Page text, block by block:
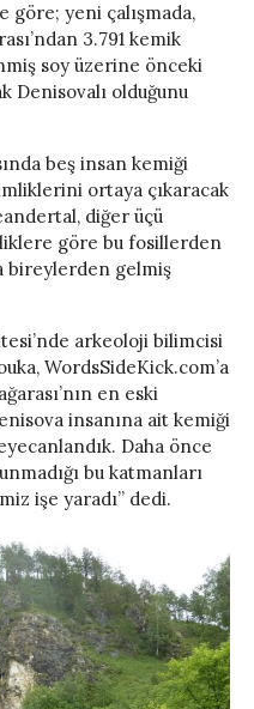
göre; yeni çalışmada,
3.791 kemik
soy üzerine önceki
Denisovalı olduğunu
beş insan kemiği
ortaya çıkaracak
diğer üçü
göre bu fosillerden
bireylerden gelmiş
arkeoloji bilimcisi
WordsSideKick.com’a
en eski
insanına ait kemiği
Daha önce
bu katmanları
işe yaradı” dedi.